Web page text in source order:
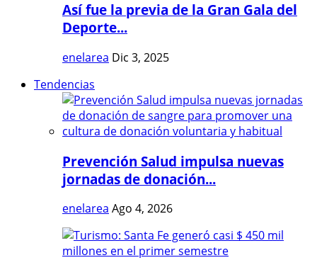
Así fue la previa de la Gran Gala del
Deporte...
enelarea Dic 3, 2025
Tendencias
Prevención Salud impulsa nuevas
jornadas de donación...
enelarea Ago 4, 2026